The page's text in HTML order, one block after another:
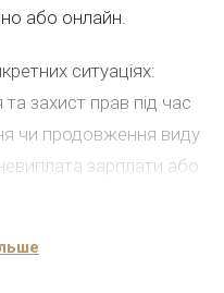
або онлайн.
ситуаціях:
захист прав під час
чи продовження виду
зарплати або
праві самостійно